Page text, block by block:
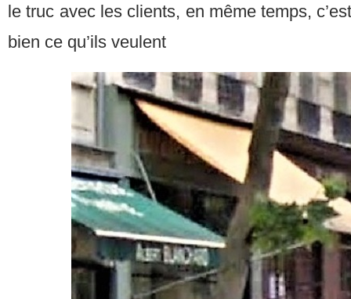
le truc avec les clients, en même temps,
bien ce qu’ils veulent